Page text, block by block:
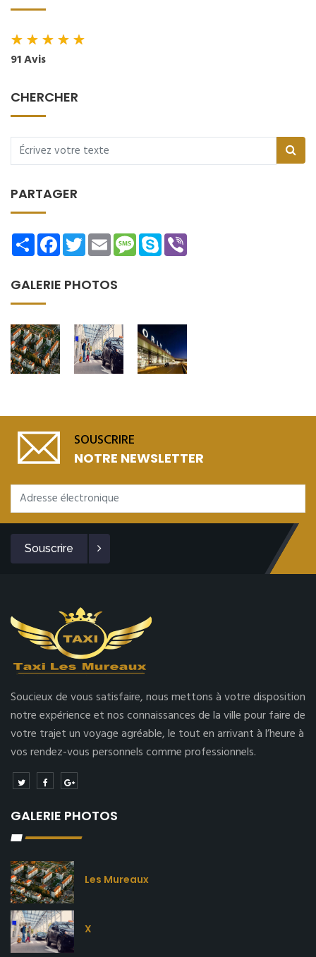
★★★★★
91 Avis
CHERCHER
PARTAGER
ShareFacebookTwitterEmailMessage
Skype
GALERIE PHOTOS
SOUSCRIRE
NOTRE NEWSLETTER
Souscrire
Soucieux de vous satisfaire, nous mettons à votre disposition
notre expérience et nos connaissances de la ville pour faire de
votre trajet un voyage agréable, le tout en arrivant à l’heure à
vos rendez-vous personnels comme professionnels.
GALERIE PHOTOS
Les Mureaux
X